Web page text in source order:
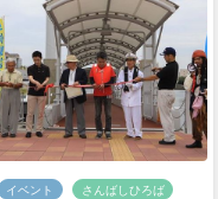
イベント さんばしひろば